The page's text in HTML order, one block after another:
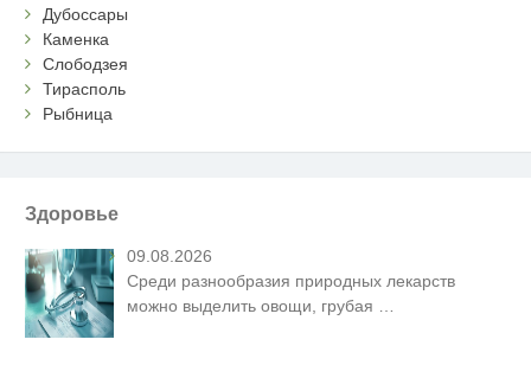
Дубоссары
Каменка
Слободзея
Тирасполь
Рыбница
Здоровье
09.08.2026
Среди разнообразия природных лекарств
можно выделить овощи, грубая